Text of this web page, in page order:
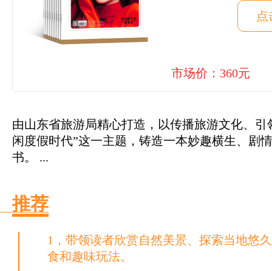
市场价：360元
由山东省旅游局精心打造，以传播旅游文化、
闲度假时代”这一主题，铸造一本妙趣横生、剧
书。 ...
推荐
1，带领读者欣赏自然美景、探索当地悠
食和趣味玩法。